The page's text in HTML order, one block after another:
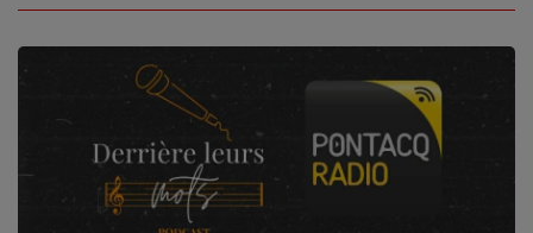
C'ÉTAIT QUOI CE TITRE ?
PODCASTS - SAISON 2026/2027